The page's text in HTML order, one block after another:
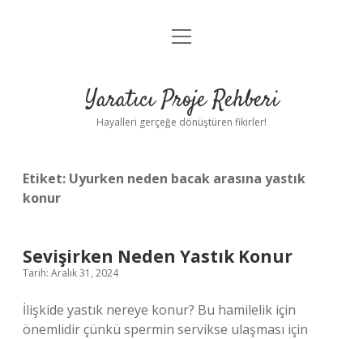
Anasayfa
Yasal Uyarı
menüyü
Yaratıcı Proje Rehberi
Hayalleri gerçeğe dönüştüren fikirler!
Etiket: Uyurken neden bacak arasına yastık
konur
Sevişirken Neden Yastık Konur
Tarih: Aralık 31, 2024
İlişkide yastık nereye konur? Bu hamilelik için
önemlidir çünkü spermin servikse ulaşması için